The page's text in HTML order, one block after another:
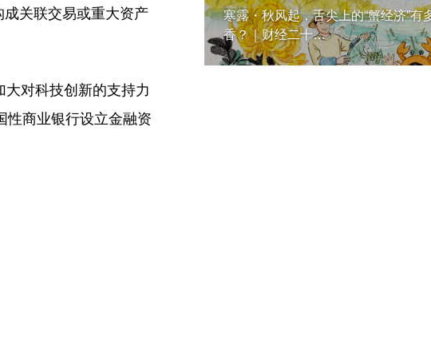
关联交易或重大资产
对科技创新的支持力
性商业银行设立金融资
寒露・秋风起，舌尖上的“蟹经济”有
香？｜财经二十…